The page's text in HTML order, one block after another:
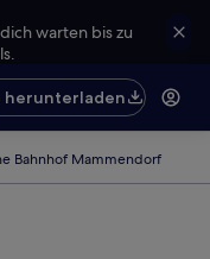
warten bis zu
herunterladen
Bahnhof Mammendorf